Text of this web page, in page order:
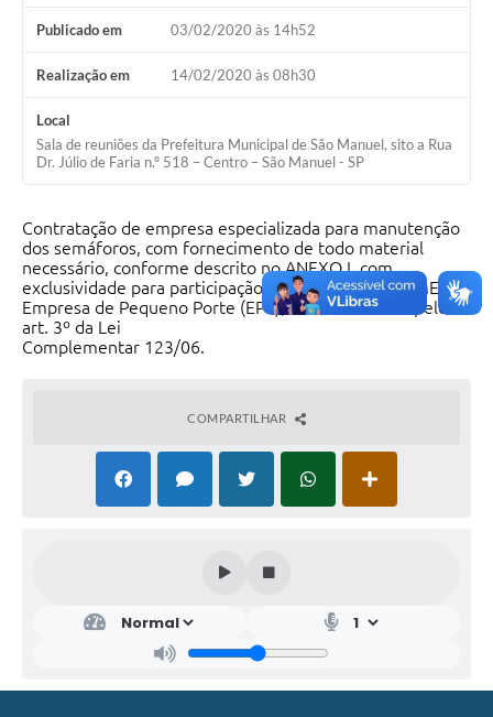
Publicado em 03/02/2020 às 14h52
Realização em 14/02/2020 às 08h30
Local
Sala de reuniões da Prefeitura Municipal de São Manuel, sito a Rua
Dr. Júlio de Faria n.º 518 – Centro – São Manuel - SP
Contratação de empresa especializada para manutenção
dos semáforos, com fornecimento de todo material
necessário, conforme descrito no ANEXO I, com
exclusividade para participação de Microempresa (ME) ou
Empresa de Pequeno Porte (EPP), assim definidas pelo
art. 3º da Lei
Complementar 123/06.
COMPARTILHAR